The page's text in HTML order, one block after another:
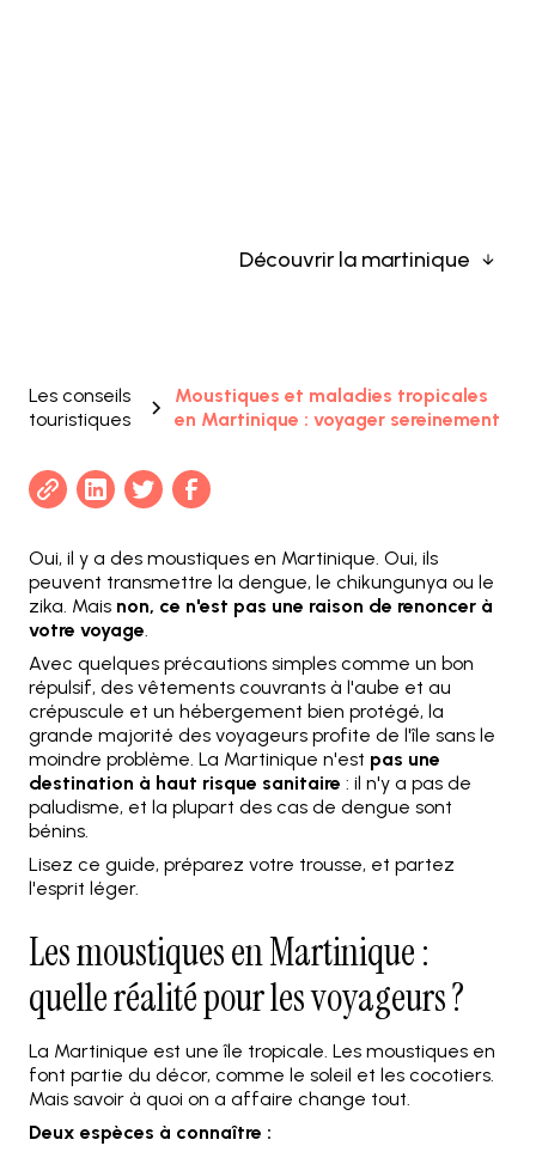
Découvrir la martinique
Les conseils
touristiques
Moustiques et maladies tropicales
en Martinique : voyager sereinement
Oui, il y a des moustiques en Martinique. Oui, ils
peuvent transmettre la dengue, le chikungunya ou le
zika. Mais non, ce n'est pas une raison de renoncer à
votre voyage
Avec quelques précautions simples comme un bon
répulsif, des vêtements couvrants à l'aube et au
crépuscule et un hébergement bien protégé, la
grande majorité des voyageurs profite de l'île sans le
moindre problème. La Martinique n'est pas une
destination à haut risque sanitaire : il n'y a pas de
paludisme, et la plupart des cas de dengue sont
bénins.
Lisez ce guide, préparez votre trousse, et partez
l'esprit léger.
Les moustiques en Martinique :
quelle réalité pour les voyageurs ?
La Martinique est une île tropicale. Les moustiques en
font partie du décor, comme le soleil et les cocotiers.
Mais savoir à quoi on a affaire change tout.
Deux espèces à connaître :